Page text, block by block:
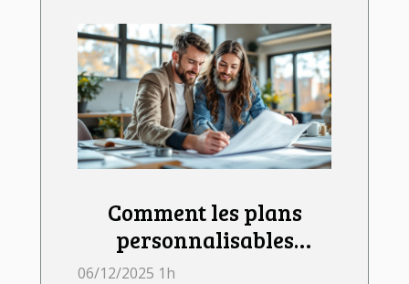
Comment les plans
personnalisables
influencent votre projet
06/12/2025 1h